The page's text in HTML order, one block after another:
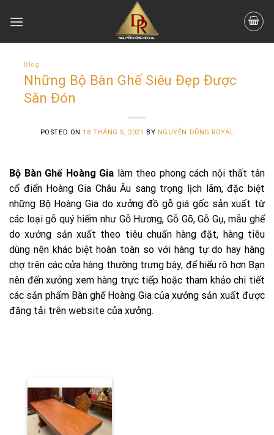
Blog
Những Bộ Bàn Ghế Siêu Đẹp Được
Săn Đón
POSTED ON18 THÁNG 5, 2021 BY NGUYỄN DŨNG ROYAL
Bộ Bàn Ghế Hoàng Gia làm theo phong cách nội thất tân
cổ điển Hoàng Gia Châu Âu sang trọng lịch lãm, đặc biệt
những Bộ Hoàng Gia do xưởng đồ gỗ giá gốc sản xuất từ
các loại gỗ quý hiếm như Gỗ Hương, Gỗ Gõ, Gỗ Gụ, mẫu ghế
do xưởng sản xuất theo tiêu chuẩn hàng đặt, hàng tiêu
dùng nên khác biệt hoàn toàn so với hàng tự do hay hàng
chợ trên các cửa hàng thường trưng bày, để hiểu rõ hơn Bạn
nên đến xưởng xem hàng trực tiếp hoặc tham khảo chi tiết
các sản phẩm Bàn ghế Hoàng Gia của xưởng sản xuất được
đăng tải trên website của xưởng.